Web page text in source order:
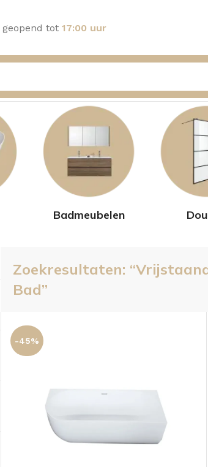
tot 17:00 uur
Bad”Resultaat 1–18 van de 22
Badmeubelen
Zoekresultaten:
Bad”
-45%